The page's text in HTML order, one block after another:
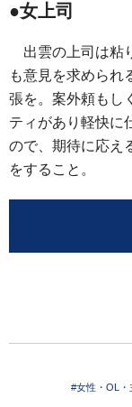
●女上司
出雲の上司は粘
も意見を求められ
張を。案外頼もし
ティがあり軽快に
ので、期待に応え
をすること。
#女性・OL・